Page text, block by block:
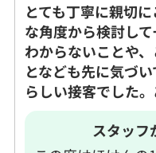
とても丁寧に親切
な角度から検討して
わからないことや
となども先に気づ
らしい接客でした
スタッフ